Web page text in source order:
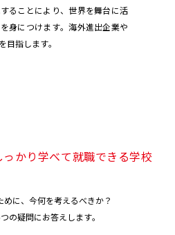
ることにより、世界を舞台に活
身につけます。海外進出企業や
目指します。
かり学べて就職できる学校
に、今何を考えるべきか？
の疑問にお答えします。